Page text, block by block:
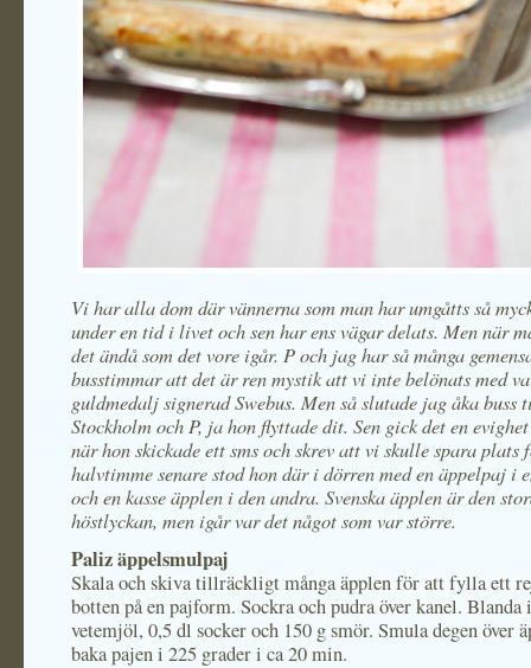
Vi har alla dom där vännerna som man har umgåtts så
under en tid i livet och sen har ens vägar delats. Men när
det ändå som det vore igår. P och jag har så många
busstimmar att det är ren mystik att vi inte belönats med
guldmedalj signerad Swebus. Men så slutade jag åka buss
Stockholm och P, ja hon flyttade dit. Sen gick det en
när hon skickade ett sms och skrev att vi skulle spara plats
halvtimme senare stod hon där i dörren med en äppelpaj i
och en kasse äpplen i den andra. Svenska äpplen är den
höstlyckan, men igår var det något som var större.
Paliz äppelsmulpaj
Skala och skiva tillräckligt många äpplen för att fylla ett
botten på en pajform. Sockra och pudra över kanel. Blanda
vetemjöl, 0,5 dl socker och 150 g smör. Smula degen över
baka pajen i 225 grader i ca 20 min.